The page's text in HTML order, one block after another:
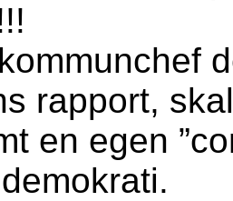
rapport,
en egen